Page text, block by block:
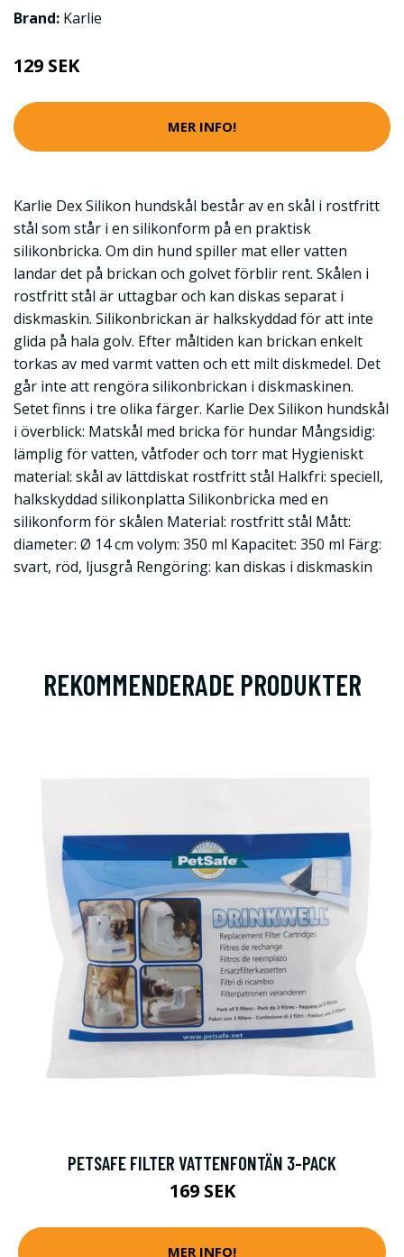
Brand: Karlie
129 SEK
MER INFO!
Karlie Dex Silikon hundskål består av en skål i rostfritt
stål som står i en silikonform på en praktisk
silikonbricka. Om din hund spiller mat eller vatten
landar det på brickan och golvet förblir rent. Skålen i
rostfritt stål är uttagbar och kan diskas separat i
diskmaskin. Silikonbrickan är halkskyddad för att inte
glida på hala golv. Efter måltiden kan brickan enkelt
torkas av med varmt vatten och ett milt diskmedel. Det
går inte att rengöra silikonbrickan i diskmaskinen.
Setet finns i tre olika färger. Karlie Dex Silikon hundskål
i överblick: Matskål med bricka för hundar Mångsidig:
lämplig för vatten, våtfoder och torr mat Hygieniskt
material: skål av lättdiskat rostfritt stål Halkfri: speciell,
halkskyddad silikonplatta Silikonbricka med en
silikonform för skålen Material: rostfritt stål Mått:
diameter: Ø 14 cm volym: 350 ml Kapacitet: 350 ml Färg:
svart, röd, ljusgrå Rengöring: kan diskas i diskmaskin
REKOMMENDERADE PRODUKTER
PETSAFE FILTER VATTENFONTÄN 3-PACK
169 SEK
MER INFO!